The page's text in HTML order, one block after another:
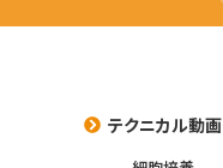
テクニカル動画